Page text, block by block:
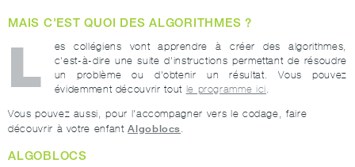
MAIS C'EST QUOI DES ALGORITHMES ?
L
es collégiens vont apprendre à créer des algorithmes,
c'est-à-dire une suite d'instructions permettant de résoudre
un problème ou d'obtenir un résultat. Vous pouvez
évidemment découvrir tout le programme ici.
Vous pouvez aussi, pour l'accompagner vers le codage, faire
découvrir à votre enfantAlgoblocs.
ALGOBLOCS